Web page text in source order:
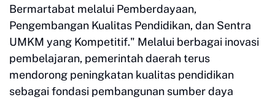
Bermartabat melalui Pemberdayaan,
Pengembangan Kualitas Pendidikan, dan Sentra
UMKM yang Kompetitif." Melalui berbagai inovasi
pembelajaran, pemerintah daerah terus
mendorong peningkatan kualitas pendidikan
sebagai fondasi pembangunan sumber daya